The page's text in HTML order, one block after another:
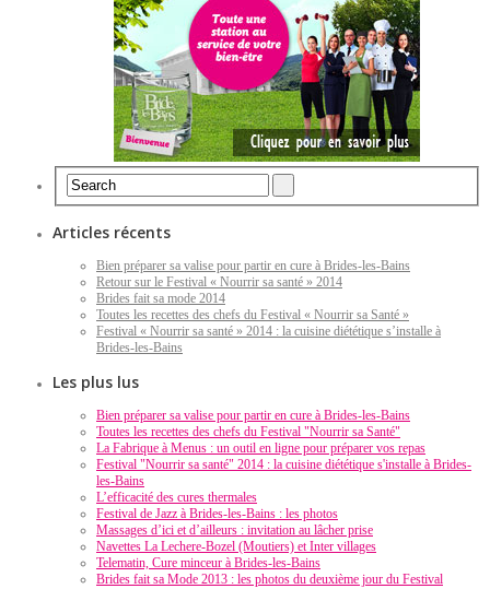
Articles récents
Bien préparer sa valise pour partir en cure à Brides-les-Bains
Retour sur le Festival « Nourrir sa santé » 2014
Brides fait sa mode 2014
Toutes les recettes des chefs du Festival « Nourrir sa Santé »
Festival « Nourrir sa santé » 2014 : la cuisine diététique s’installe à
Brides-les-Bains
Les plus lus
Bien préparer sa valise pour partir en cure à Brides-les-Bains
Toutes les recettes des chefs du Festival "Nourrir sa Santé"
La Fabrique à Menus : un outil en ligne pour préparer vos repas
Festival "Nourrir sa santé" 2014 : la cuisine diététique s'installe à Brides-
les-Bains
L’efficacité des cures thermales
Festival de Jazz à Brides-les-Bains : les photos
Massages d’ici et d’ailleurs : invitation au lâcher prise
Navettes La Lechere-Bozel (Moutiers) et Inter villages
Telematin, Cure minceur à Brides-les-Bains
Brides fait sa Mode 2013 : les photos du deuxième jour du Festival